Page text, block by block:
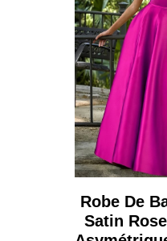
Robe De
Satin